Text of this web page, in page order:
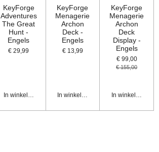
KeyForge
Adventures
The Great
Hunt -
Engels
€ 29,99
In winkelwagen
KeyForge
Menagerie
Archon
Deck -
Engels
€ 13,99
In winkelwagen
KeyForge
Menagerie
Archon
Deck
Display -
Engels
€ 99,00
€ 155,00
In winkelwagen